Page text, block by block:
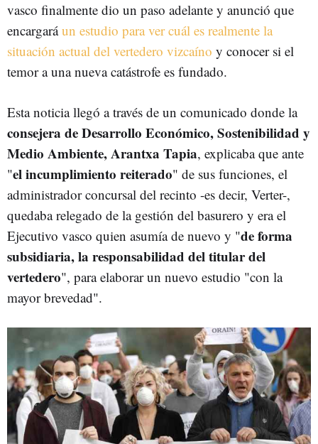
vasco finalmente dio un paso adelante y anunció que
encargaráun estudio para ver cuál es realmente la
situación actual del vertedero vizcaíno y conocer si el
temor a una nueva catástrofe es fundado.
Esta noticia llegó a través de un comunicado donde la
consejera de Desarrollo Económico, Sostenibilidad y
Medio Ambiente, Arantxa Tapia, explicaba que ante
"el incumplimiento reiterado" de sus funciones, el
administrador concursal del recinto -es decir, Verter-,
quedaba relegado de la gestión del basurero y era el
Ejecutivo vasco quien asumía de nuevo y "de forma
subsidiaria, la responsabilidad del titular del
vertedero", para elaborar un nuevo estudio "con la
mayor brevedad".